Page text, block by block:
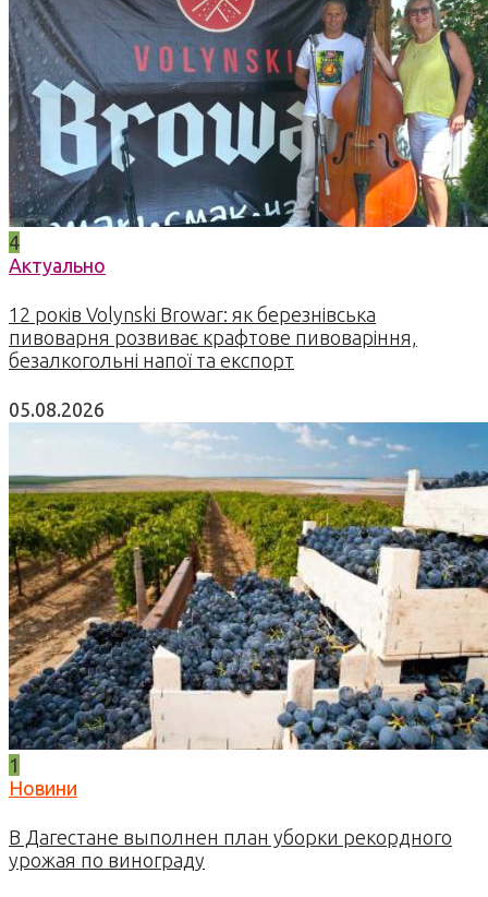
4
Актуально
12 років Volynski Browar: як березнівська
пивоварня розвиває крафтове пивоваріння,
безалкогольні напої та експорт
05.08.2026
1
Новини
В Дагестане выполнен план уборки рекордного
урожая по винограду